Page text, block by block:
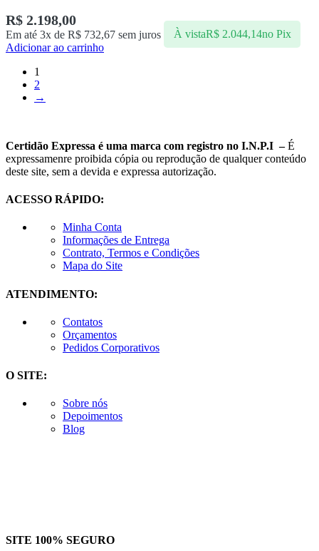
R$ 2.198,00
Em até 3x de R$ 732,67 sem juros À vistaR$2.044,14no Pix
Adicionar ao carrinho
1
2
→
Certidão Expressa é uma marca com registro no I.N.P.I –É
expressamenre proibida cópia ou reprodução de qualquer conteúdo
deste site, sem a devida e expressa autorização.
ACESSO RÁPIDO:
Minha Conta
Informações de Entrega
Contrato, Termos e Condições
Mapa do Site
ATENDIMENTO:
Contatos
Orçamentos
Pedidos Corporativos
O SITE:
Sobre nós
Depoimentos
Blog
SITE 100% SEGURO